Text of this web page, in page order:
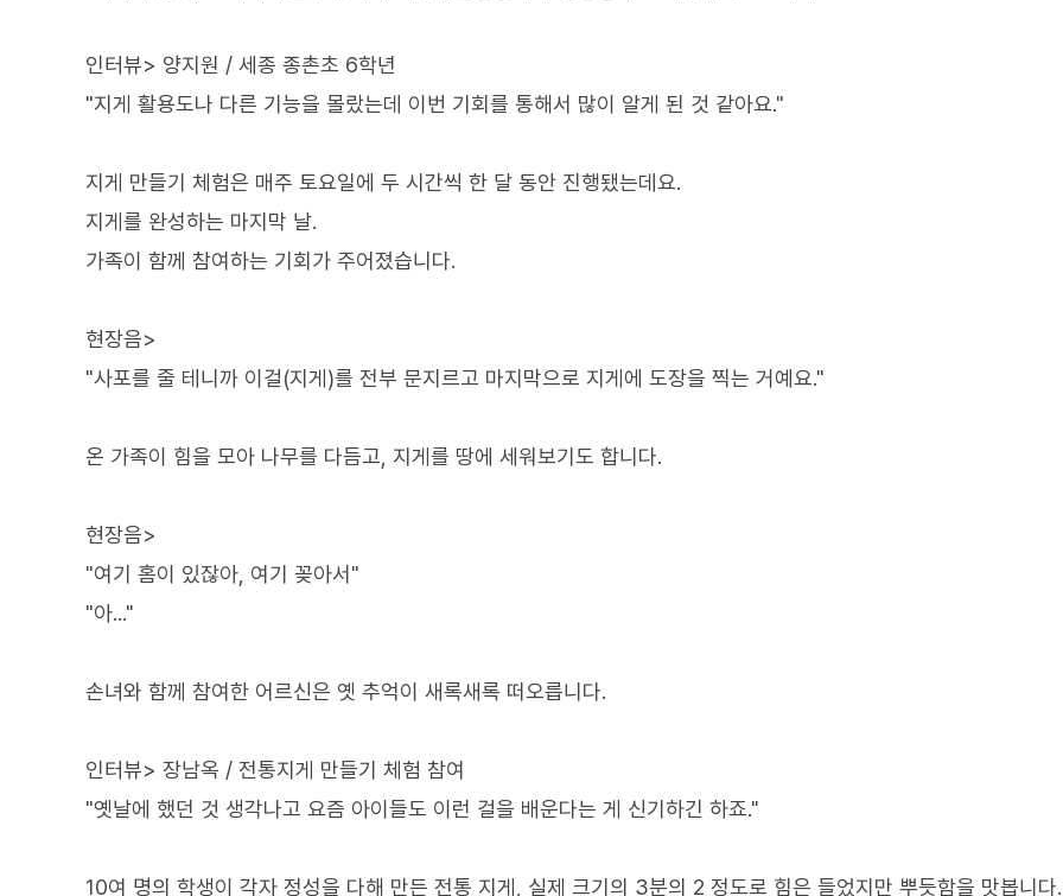
인터뷰> 양지원 / 세종 종촌초 6학년
"지게 활용도나 다른 기능을 몰랐는데 이번 기회를 통해서 많이 알게 된 것 같아요."
지게 만들기 체험은 매주 토요일에 두 시간씩 한 달 동안 진행됐는데요.
지게를 완성하는 마지막 날.
가족이 함께 참여하는 기회가 주어졌습니다.
현장음>
"사포를 줄 테니까 이걸(지게)를 전부 문지르고 마지막으로 지게에 도장을 찍는 거예요."
온 가족이 힘을 모아 나무를 다듬고, 지게를 땅에 세워보기도 합니다.
현장음>
"여기 홈이 있잖아, 여기 꽂아서"
"아..."
손녀와 함께 참여한 어르신은 옛 추억이 새록새록 떠오릅니다.
인터뷰> 장남옥 / 전통지게 만들기 체험 참여
"옛날에 했던 것 생각나고 요즘 아이들도 이런 걸을 배운다는 게 신기하긴 하죠."
10여 명의 학생이 각자 정성을 다해 만든 전통 지게, 실제 크기의 3분의 2 정도로 힘은 들었지만 뿌듯함을 맛봅니다.